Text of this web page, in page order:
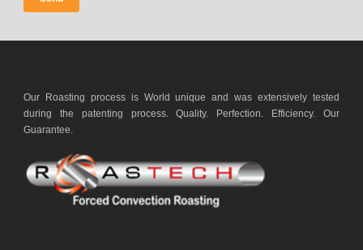
Our Roasting process is World unique and was extensively tested
during the patenting process. Quality. Perfection. Efficiency. Our
Guarantee.